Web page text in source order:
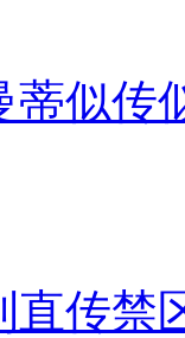
蒂似传
直传禁